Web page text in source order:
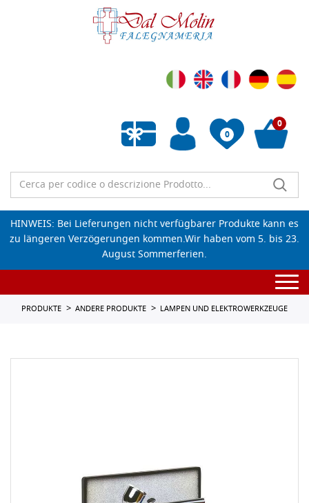
0
Wunschliste leeren
0
HINWEIS: Bei Lieferungen nicht verfügbarer Produkte kann es
zu längeren Verzögerungen kommen.Wir haben vom 5. bis 23.
August Sommerferien.
PRODUKTE ANDERE PRODUKTE LAMPEN UND ELEKTROWERKZEUGE